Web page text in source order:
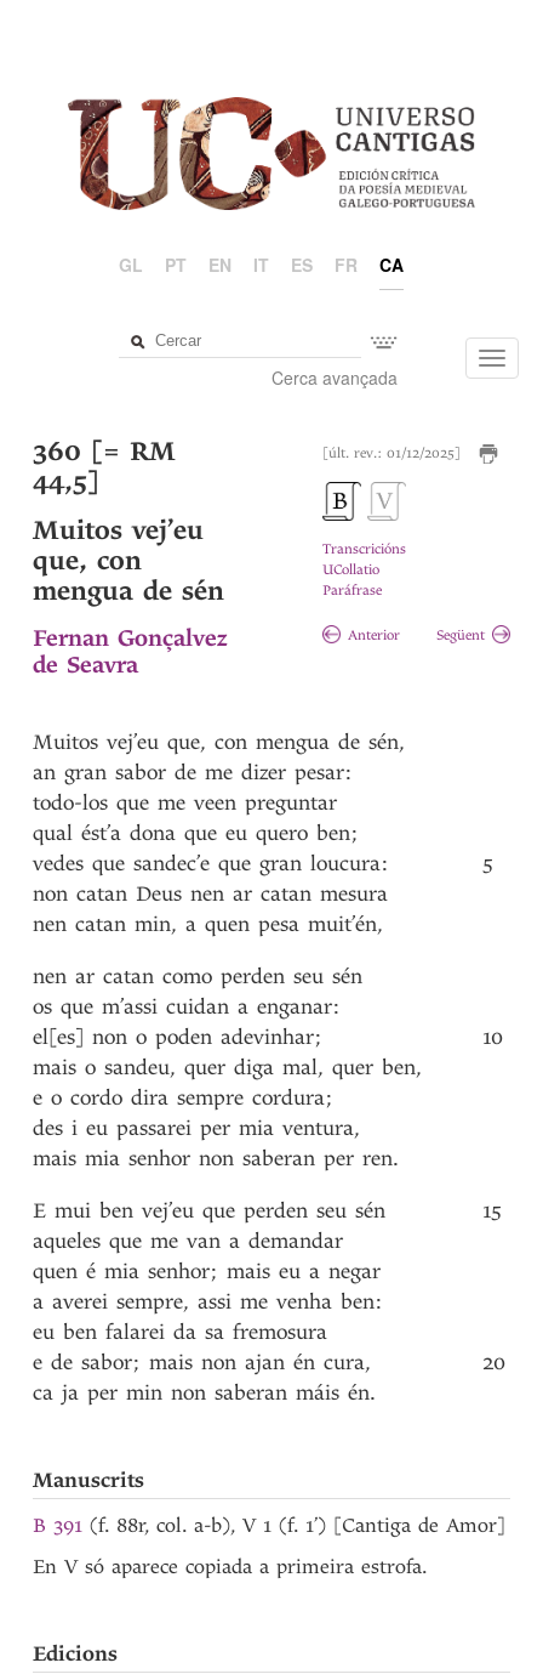
GL PT EN IT ES FR CA
Cerca avançada
[últ. rev.: 01/12/2025]
Transcricións
UCollatio
Paráfrase
Anterior Següent
360 [= RM
44,5]
Muitos vej’eu
que, con
mengua de sén
Fernan Gonçalvez
de Seavra
Muitos vej’eu que, con mengua de sén,
an gran sabor de me dizer pesar:
todo-los que me veen preguntar
qual ést’a dona que eu quero ben;
vedes que sandec’e que gran loucura:
non catan Deus nen ar catan mesura
nen catan min, a quen pesa muit’én,
nen ar catan como perden seu sén
os que m’assi cuidan a enganar:
el[es] non o poden adevinhar;
mais o sandeu, quer diga mal, quer ben,
e o cordo dira sempre cordura;
des i eu passarei per mia ventura,
mais mia senhor non saberan per ren.
E mui ben vej’eu que perden seu sén
aqueles que me van a demandar
quen é mia senhor; mais eu a negar
a averei sempre, assi me venha ben:
eu ben falarei da sa fremosura
e de sabor; mais non ajan én cura,
ca ja per min non saberan máis én.
5
10
15
20
Manuscrits
B 391 (f. 88r, col. a-b), V 1 (f. 1’) [Cantiga de Amor]
En V só aparece copiada a primeira estrofa.
Edicions